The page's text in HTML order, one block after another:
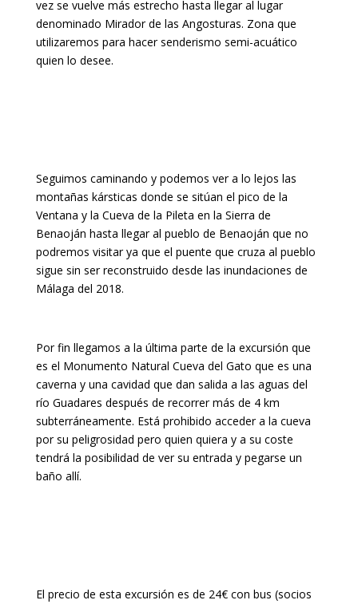
vez se vuelve más estrecho hasta llegar al lugar
denominado Mirador de las Angosturas. Zona que
utilizaremos para hacer senderismo semi-acuático
quien lo desee.
Seguimos caminando y podemos ver a lo lejos las
montañas kársticas donde se sitúan el pico de la
Ventana y la Cueva de la Pileta en la Sierra de
Benaoján hasta llegar al pueblo de Benaoján que no
podremos visitar ya que el puente que cruza al pueblo
sigue sin ser reconstruido desde las inundaciones de
Málaga del 2018.
Por fin llegamos a la última parte de la excursión que
es el Monumento Natural Cueva del Gato que es una
caverna y una cavidad que dan salida a las aguas del
río Guadares después de recorrer más de 4 km
subterráneamente. Está prohibido acceder a la cueva
por su peligrosidad pero quien quiera y a su coste
tendrá la posibilidad de ver su entrada y pegarse un
baño allí.
El precio de esta excursión es de 24€ con bus (socios